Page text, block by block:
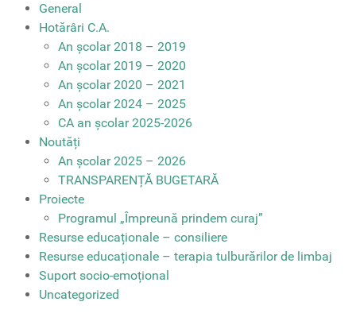
General
Hotărâri C.A.
An școlar 2018 – 2019
An școlar 2019 – 2020
An școlar 2020 – 2021
An școlar 2024 – 2025
CA an școlar 2025-2026
Noutăți
An școlar 2025 – 2026
TRANSPARENȚĂ BUGETARĂ
Proiecte
Programul „Împreună prindem curaj”
Resurse educaționale – consiliere
Resurse educaționale – terapia tulburărilor de limbaj
Suport socio-emoțional
Uncategorized